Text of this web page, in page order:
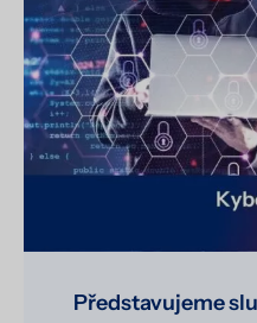
Představujeme